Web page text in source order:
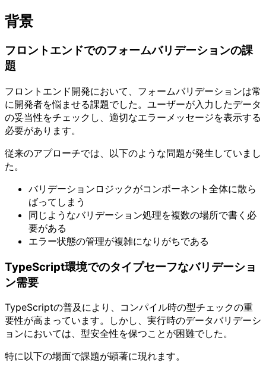
背景
フロントエンドでのフォームバリデーションの課
題
フロントエンド開発において、フォームバリデーションは常
に開発者を悩ませる課題でした。ユーザーが入力したデータ
の妥当性をチェックし、適切なエラーメッセージを表示する
必要があります。
従来のアプローチでは、以下のような問題が発生していまし
た。
バリデーションロジックがコンポーネント全体に散ら
ばってしまう
同じようなバリデーション処理を複数の場所で書く必
要がある
エラー状態の管理が複雑になりがちである
TypeScript環境でのタイプセーフなバリデーショ
ン需要
TypeScriptの普及により、コンパイル時の型チェックの重
要性が高まっています。しかし、実行時のデータバリデーシ
ョンにおいては、型安全性を保つことが困難でした。
特に以下の場面で課題が顕著に現れます。